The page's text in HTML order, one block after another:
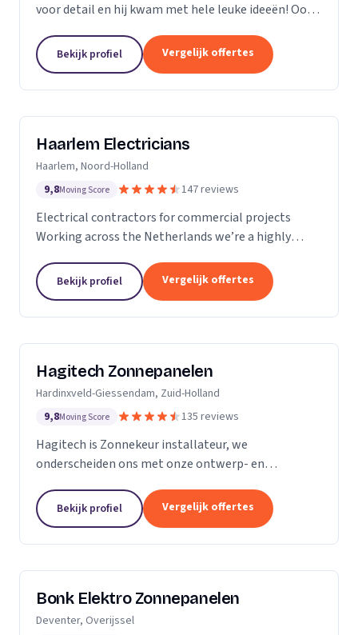
voor detail en hij kwam met hele leuke ideeën! Ook
levertijden en we konden erg snel met hem...
Bekijk profiel Vergelijk offertes
Haarlem Electricians
Haarlem, Noord-Holland
9,8Moving Score 147 reviews
Electrical contractors for commercial projects
Working across the Netherlands we’re a highly
installation, repair and maintenance of electrical
works in...
Bekijk profiel Vergelijk offertes
Hagitech Zonnepanelen
Hardinxveld-Giessendam, Zuid-Holland
9,8Moving Score 135 reviews
Hagitech is Zonnekeur installateur, we
onderscheiden ons met onze ontwerp- en
degelijke en nette montage, en ruime ervaring met
BIPV (indak) systemen. Wij...
Bekijk profiel Vergelijk offertes
Bonk Elektro Zonnepanelen
Deventer, Overijssel